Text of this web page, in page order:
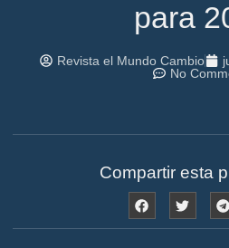
para
Revista el Mundo Cambio
No
Compartir esta